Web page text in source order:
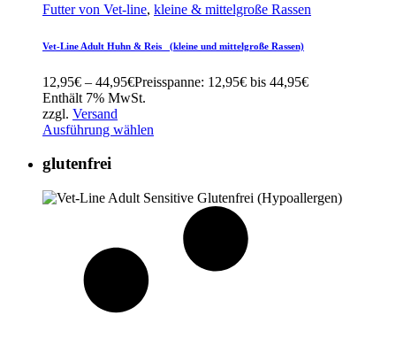
Futter von Vet-line, kleine & mittelgroße Rassen
Vet-Line Adult Huhn & Reis (kleine und mittelgroße Rassen)
12,95€ – 44,95€Preisspanne: 12,95€ bis 44,95€
Enthält 7% MwSt.
zzgl. Versand
Ausführung wählen
glutenfrei